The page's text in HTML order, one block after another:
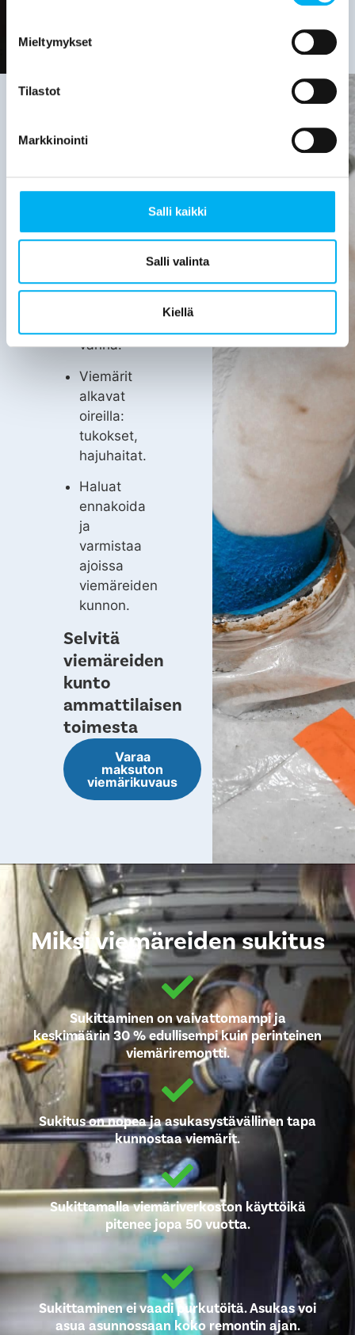
Mieltymykset
Tilastot
Markkinointi
Salli kaikki
Salli valinta
Kiellä
Viemäriremontin
tarve on
selvittää,
Viemärijärjestelmä
vanha.
Viemärit
alkavat
oireilla:
tukokset,
hajuhaitat.
Haluat
ennakoida
ja
varmistaa
ajoissa
viemäreiden
kunnon.
Selvitä
viemäreiden
kunto
ammattilaisen
toimesta
Varaa
maksuton
viemärikuvaus
Miksi viemäreiden sukitus
Sukittaminen on vaivattomampi ja
keskimäärin 30 % edullisempi kuin perinteinen
viemäriremontti.
Sukitus on nopea ja asukasystävällinen tapa
kunnostaa viemärit.
Sukittamalla viemäriverkoston käyttöikä
pitenee jopa 50 vuotta.
Sukittaminen ei vaadi purkutöitä. Asukas voi
asua asunnossaan koko remontin ajan.